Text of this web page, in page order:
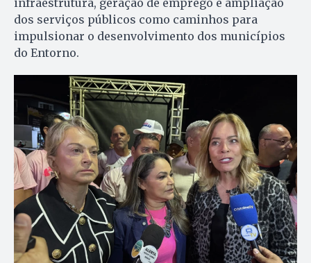
infraestrutura, geração de emprego e ampliação
dos serviços públicos como caminhos para
impulsionar o desenvolvimento dos municípios
do Entorno.